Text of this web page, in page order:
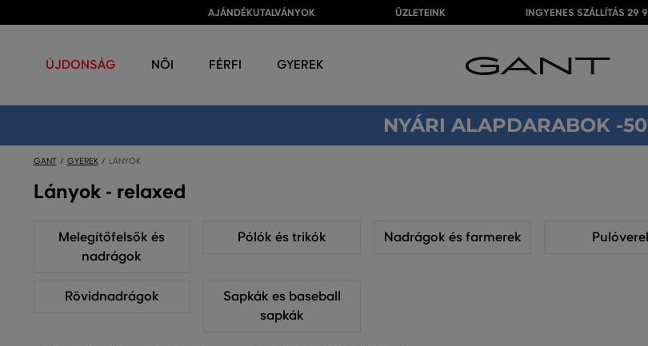
AJÁNDÉKUTALVÁNYOK ÜZLETEINK INGYENES SZÁLLÍTÁS 29
ÚJDONSÁG NŐI FÉRFI GYEREK
NYÁRI ALAPDARABOK -
GANT GYEREK LÁNYOK
Lányok - relaxed
Melegítőfelsők és
nadrágok
Pólók és trikók Nadrágok és farmerek
Rövidnadrágok
Sapkák es baseball
sapkák